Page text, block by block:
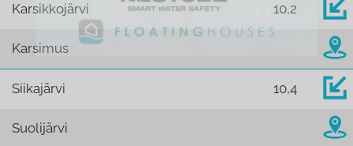
Karsikkojärvi 10,2
Karsimus
Siikajärvi 10,4
Suolijärvi